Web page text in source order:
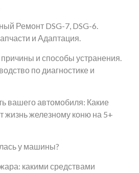
Ремонт DSG-7, DSG-6.
и Адаптация.
причины и способы устранения.
по диагностике и
вашего автомобиля: Какие
жизнь железному коню на 5+
у машины?
какими средствами